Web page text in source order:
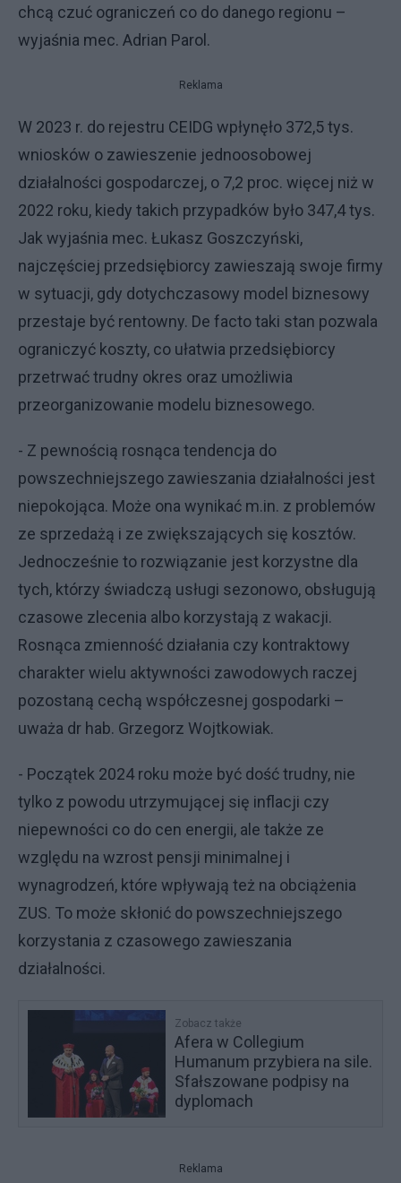
chcą czuć ograniczeń co do danego regionu –
wyjaśnia mec. Adrian Parol.
Reklama
W 2023 r. do rejestru CEIDG wpłynęło 372,5 tys.
wniosków o zawieszenie jednoosobowej
działalności gospodarczej, o 7,2 proc. więcej niż w
2022 roku, kiedy takich przypadków było 347,4 tys.
Jak wyjaśnia mec. Łukasz Goszczyński,
najczęściej przedsiębiorcy zawieszają swoje firmy
w sytuacji, gdy dotychczasowy model biznesowy
przestaje być rentowny. De facto taki stan pozwala
ograniczyć koszty, co ułatwia przedsiębiorcy
przetrwać trudny okres oraz umożliwia
przeorganizowanie modelu biznesowego.
- Z pewnością rosnąca tendencja do
powszechniejszego zawieszania działalności jest
niepokojąca. Może ona wynikać m.in. z problemów
ze sprzedażą i ze zwiększających się kosztów.
Jednocześnie to rozwiązanie jest korzystne dla
tych, którzy świadczą usługi sezonowo, obsługują
czasowe zlecenia albo korzystają z wakacji.
Rosnąca zmienność działania czy kontraktowy
charakter wielu aktywności zawodowych raczej
pozostaną cechą współczesnej gospodarki –
uważa dr hab. Grzegorz Wojtkowiak.
- Początek 2024 roku może być dość trudny, nie
tylko z powodu utrzymującej się inflacji czy
niepewności co do cen energii, ale także ze
względu na wzrost pensji minimalnej i
wynagrodzeń, które wpływają też na obciążenia
ZUS. To może skłonić do powszechniejszego
korzystania z czasowego zawieszania
działalności.
Zobacz także
Afera w Collegium
Humanum przybiera na sile.
Sfałszowane podpisy na
dyplomach
Reklama